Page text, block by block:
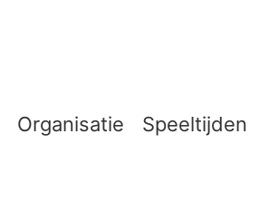
Organisatie Speeltijden